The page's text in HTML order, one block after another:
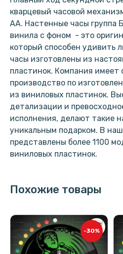
кварцевый часовой
АА. Настенные часы группа
винила с фоном - это
который способен удивить
часы изготовлены из
пластинок. Компания имеет
производство по
из виниловых пластинок.
детализации и
исполнения, делают такие
уникальным подарком. В
представлены более 1100
виниловых пластинок.
Похожие товары
-30%